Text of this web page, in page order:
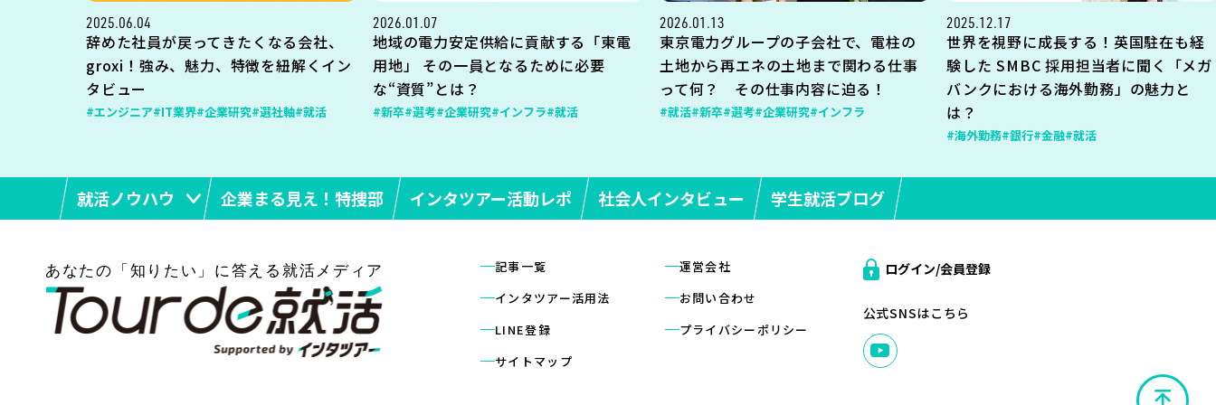
2025.06.04
辞めた社員が戻ってきたくなる会社、
groxi！強み、魅力、特徴を紐解くイン
タビュー
#エンジニア#IT業界#企業研究#選社軸#就活
2026.01.07
地域の電力安定供給に貢献する「東電
用地」 その一員となるために必要
な“資質”とは？
#新卒#選考#企業研究#インフラ#就活
2026.01.13
東京電力グループの子会社で、電柱の
土地から再エネの土地まで関わる仕事
って何？ その仕事内容に迫る！
#就活#新卒#選考#企業研究#インフラ
2025.12.17
世界を視野に成長する！英国駐在も経
験した SMBC 採用担当者に聞く「メガ
バンクにおける海外勤務」の魅力と
は？
#海外勤務#銀行#金融#就活
就活ノウハウ 企業まる見え！特捜部 インタツアー活動レポ 社会人インタビュー 学生就活ブログ
記事一覧
インタツアー活用法
LINE登録
サイトマップ
運営会社
お問い合わせ
プライバシーポリシー
ログイン/会員登録
公式SNSはこちら